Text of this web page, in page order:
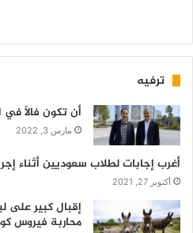
ترفيه
أن تكون فالاً في
مارس 3, 2022
أغرب إجابات لطلاب سعوديين أثناء
أكتوبر 27, 2021
إقبال كبير على
محاربة فيروس